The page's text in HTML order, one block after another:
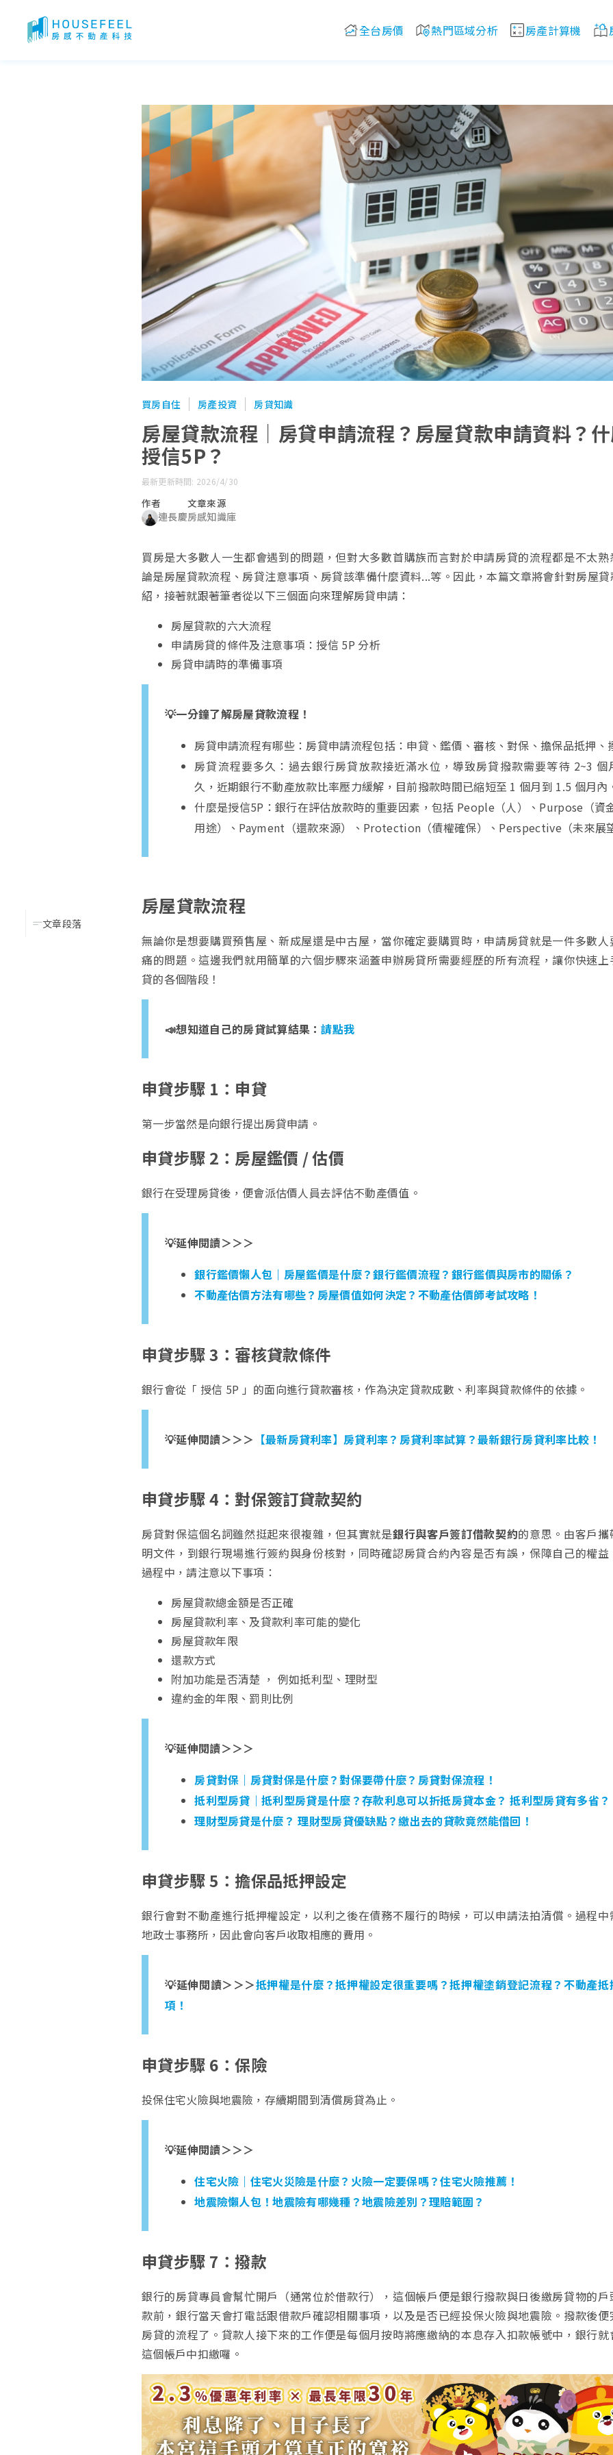
全台房價 熱門區域分析 房產計算機
買房自住 房產投資 房貸知識
房屋貸款流程｜房貸申請流程？房屋貸款申請資料？
授信5P？
最新更新時間: 2026/4/30
作者
連長慶
文章來源
房感知識庫
文章段落
買房是大多數人一生都會遇到的問題，但對大多數首購族而言對於申請房貸的流程都是不太熟
論是房屋貸款流程、房貸注意事項、房貸該準備什麼資料...等。因此，本篇文章將會針對房屋
紹，接著就跟著筆者從以下三個面向來理解房貸申請：
房屋貸款的六大流程
申請房貸的條件及注意事項：授信 5P 分析
房貸申請時的準備事項
💡一分鐘了解房屋貸款流程！
房貸申請流程有哪些：房貸申請流程包括：申貸、鑑價、審核、對保、擔保品抵押、
房貸流程要多久：過去銀行房貸放款接近滿水位，導致房貸撥款需要等待 2~3 個
久，近期銀行不動產放款比率壓力緩解，目前撥款時間已縮短至 1 個月到 1.5 個月內
什麼是授信5P：銀行在評估放款時的重要因素，包括 People（人）、Purpose（資
用途）、Payment（還款來源）、Protection（債權確保）、Perspective（未來展
房屋貸款流程
無論你是想要購買預售屋、新成屋還是中古屋，當你確定要購買時，申請房貸就是一件多數人
痛的問題。這邊我們就用簡單的六個步驟來涵蓋申辦房貸所需要經歷的所有流程，讓你快速上
貸的各個階段！
📣想知道自己的房貸試算結果：請點我
申貸步驟 1：申貸
第一步當然是向銀行提出房貸申請。
申貸步驟 2：房屋鑑價 / 估價
銀行在受理房貸後，便會派估價人員去評估不動產價值。
💡延伸閱讀＞＞＞
銀行鑑價懶人包｜房屋鑑價是什麼？銀行鑑價流程？銀行鑑價與房市的關係？
不動產估價方法有哪些？房屋價值如何決定？不動產估價師考試攻略！
申貸步驟 3：審核貸款條件
銀行會從「 授信 5P 」的面向進行貸款審核，作為決定貸款成數、利率與貸款條件的依據。
💡延伸閱讀＞＞＞ 【最新房貸利率】房貸利率？房貸利率試算？最新銀行房貸利率比較！
申貸步驟 4：對保簽訂貸款契約
房貸對保這個名詞雖然挺起來很複雜，但其實就是銀行與客戶簽訂借款契約的意思。由客戶
明文件，到銀行現場進行簽約與身份核對，同時確認房貸合約內容是否有誤，保障自己的權益
過程中，請注意以下事項：
房屋貸款總金額是否正確
房屋貸款利率、及貸款利率可能的變化
房屋貸款年限
還款方式
附加功能是否清楚 ， 例如抵利型、理財型
違約金的年限、罰則比例
💡延伸閱讀＞＞＞
房貸對保｜房貸對保是什麼？對保要帶什麼？房貸對保流程！
抵利型房貸｜抵利型房貸是什麼？存款利息可以折抵房貸本金？ 抵利型房貸有多省？
理財型房貸是什麼？ 理財型房貸優缺點？繳出去的貸款竟然能借回！
申貸步驟 5：擔保品抵押設定
銀行會對不動產進行抵押權設定，以利之後在債務不履行的時候，可以申請法拍清償。過程中
地政士事務所，因此會向客戶收取相應的費用。
💡延伸閱讀＞＞＞抵押權是什麼？抵押權設定很重要嗎？抵押權塗銷登記流程？不動產抵
項！
申貸步驟 6：保險
投保住宅火險與地震險，存續期間到清償房貸為止。
💡延伸閱讀＞＞＞
住宅火險｜住宅火災險是什麼？火險一定要保嗎？住宅火險推薦！
地震險懶人包！地震險有哪幾種？地震險差別？理賠範圍？
申貸步驟 7：撥款
銀行的房貸專員會幫忙開戶（通常位於借款行），這個帳戶便是銀行撥款與日後繳房貸物的戶
款前，銀行當天會打電話跟借款戶確認相關事項，以及是否已經投保火險與地震險。撥款後便
房貸的流程了。貸款人接下來的工作便是每個月按時將應繳納的本息存入扣款帳號中，銀行就
這個帳戶中扣繳囉。